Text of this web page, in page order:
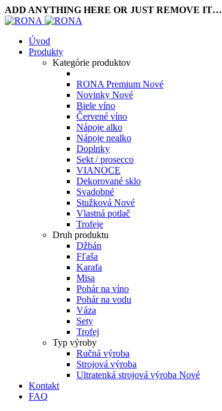
ADD ANYTHING HERE OR JUST REMOVE IT…
Úvod
Produkty
Kategórie produktov
RONA Premium Nové
Novinky Nové
Biele víno
Červené víno
Nápoje alko
Nápoje nealko
Doplnky
Sekt / prosecco
VIANOCE
Dekorované sklo
Svadobné
Stužková Nové
Vlastná potlač
Trofeje
Druh produktu
Džbán
Fľaša
Karafa
Misa
Pohár na víno
Pohár na vodu
Váza
Sety
Trofej
Typ výroby
Ručná výroba
Strojová výroba
Ultratenká strojová výroba Nové
Kontakt
FAQ